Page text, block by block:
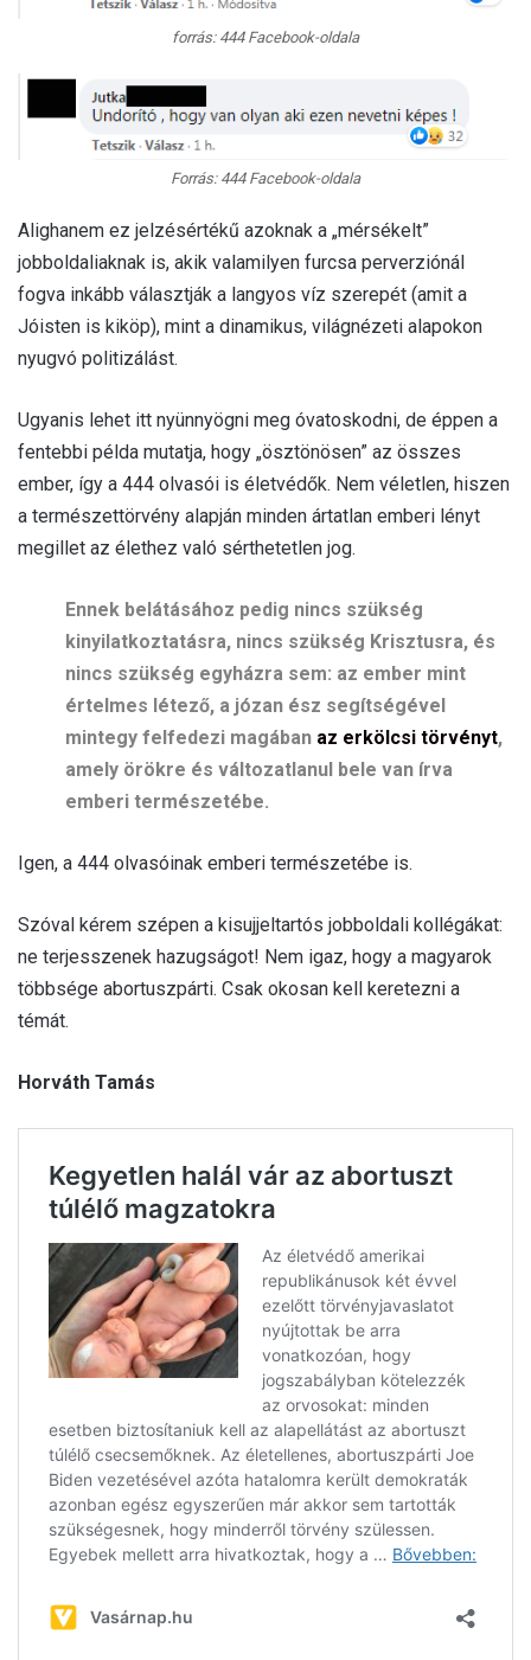
forrás: 444 Facebook-oldala
Forrás: 444 Facebook-oldala
Alighanem ez jelzésértékű azoknak a „mérsékelt”
jobboldaliaknak is, akik valamilyen furcsa perverziónál
fogva inkább választják a langyos víz szerepét (amit a
Jóisten is kiköp), mint a dinamikus, világnézeti alapokon
nyugvó politizálást.
Ugyanis lehet itt nyünnyögni meg óvatoskodni, de éppen a
fentebbi példa mutatja, hogy „ösztönösen” az összes
ember, így a 444 olvasói is életvédők. Nem véletlen, hiszen
a természettörvény alapján minden ártatlan emberi lényt
megillet az élethez való sérthetetlen jog.
Ennek belátásához pedig nincs szükség
kinyilatkoztatásra, nincs szükség Krisztusra, és
nincs szükség egyházra sem: az ember mint
értelmes létező, a józan ész segítségével
mintegy felfedezi magában az erkölcsi törvényt,
amely örökre és változatlanul bele van írva
emberi természetébe.
Igen, a 444 olvasóinak emberi természetébe is.
Szóval kérem szépen a kisujjeltartós jobboldali kollégákat:
ne terjesszenek hazugságot! Nem igaz, hogy a magyarok
többsége abortuszpárti. Csak okosan kell keretezni a
témát.
Horváth Tamás